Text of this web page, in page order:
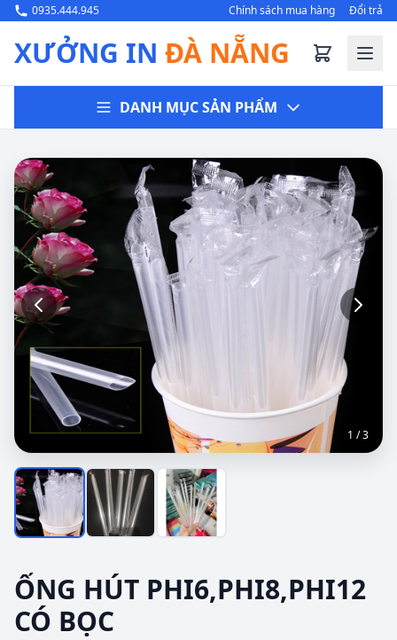
0935.444.945 Chính sách mua hàng Đổi trả
XƯỞNG IN ĐÀ NẴNG
DANH MỤC SẢN PHẨM
1 / 3
ỐNG HÚT PHI6,PHI8,PHI12
CÓ BỌC